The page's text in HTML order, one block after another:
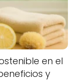
en el
y